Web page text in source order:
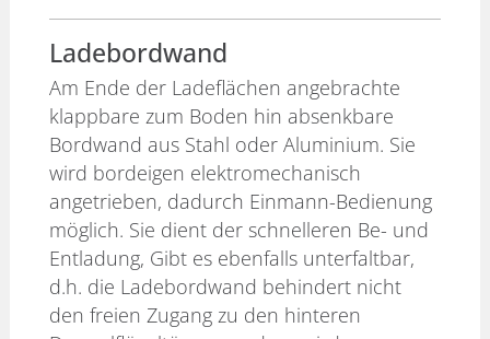
Ladebordwand
Am Ende der Ladeflächen angebrachte
klappbare zum Boden hin absenkbare
Bordwand aus Stahl oder Aluminium. Sie
wird bordeigen elektromechanisch
angetrieben, dadurch Einmann-Bedienung
möglich. Sie dient der schnelleren Be- und
Entladung, Gibt es ebenfalls unterfaltbar,
d.h. die Ladebordwand behindert nicht
den freien Zugang zu den hinteren